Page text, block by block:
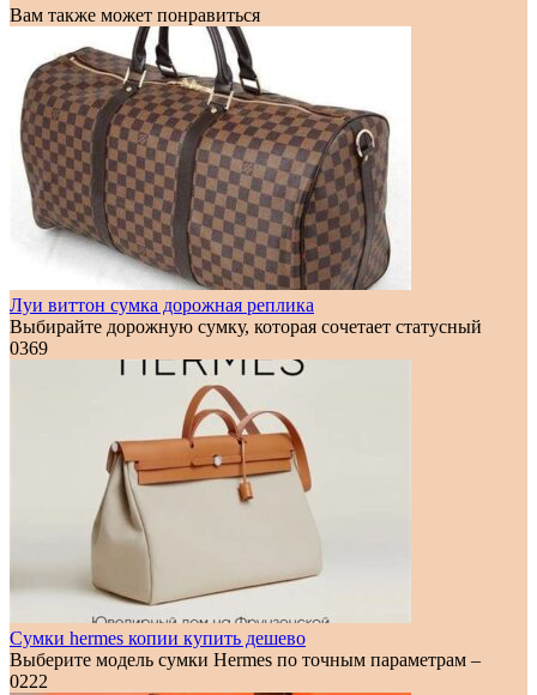
Вам также может понравиться
Луи виттон сумка дорожная реплика
Выбирайте дорожную сумку, которая сочетает статусный
0369
Сумки hermes копии купить дешево
Выберите модель сумки Hermes по точным параметрам –
0222